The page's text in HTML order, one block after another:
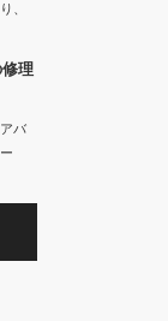
、
理
バ